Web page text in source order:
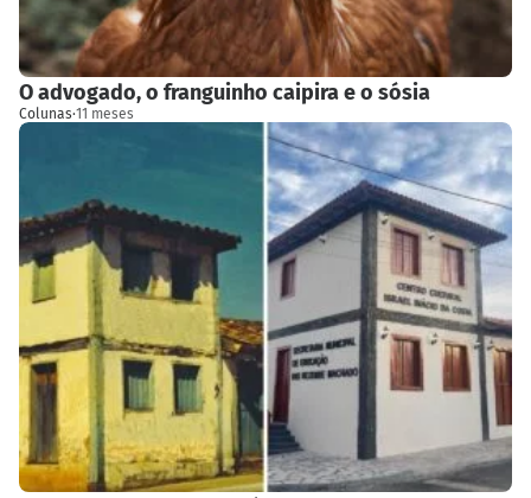
O advogado, o franguinho caipira e o sósia
Colunas·11 meses